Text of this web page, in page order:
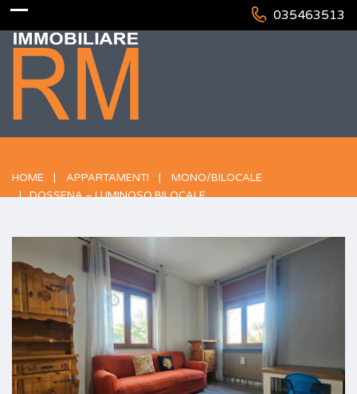
035463513
HOME APPARTAMENTI
MONO/BILOCALE
DOSSENA – LUMINOSO BILOCALE